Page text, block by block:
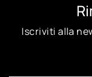
Iscriviti alla